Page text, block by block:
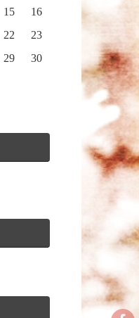
15
16
22
23
29
30